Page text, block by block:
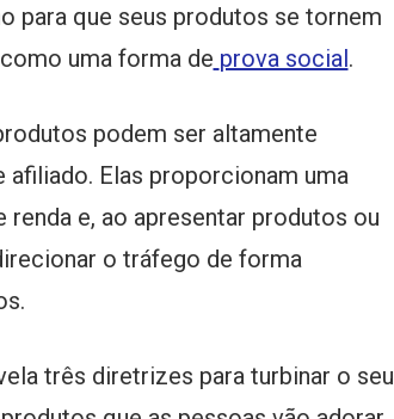
para que seus produtos se tornem
uma forma de prova social.
podem ser altamente
Elas proporcionam uma
e, ao apresentar produtos ou
o tráfego de forma
três diretrizes para turbinar o seu